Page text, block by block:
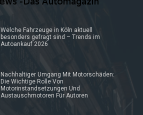
Welche Fahrzeuge in Köln aktuell
besonders gefragt sind – Trends im
Autoankauf 2026
Nachhaltiger Umgang Mit Motorschäden:
Die Wichtige Rolle Von
Motorinstandsetzungen Und
Austauschmotoren Für Autoren